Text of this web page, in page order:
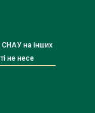
СНАУ на інших
не несе